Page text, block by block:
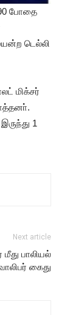
போதை
டெல்லி
மிக்சர்
1
Next article
பாலியல்
கைது